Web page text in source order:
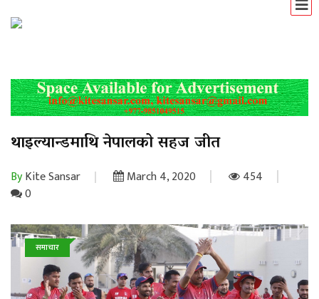
थाइल्यान्डमाथि नेपालको सहज जीत
ByKite Sansar March 4, 2020
454
0
समाचार